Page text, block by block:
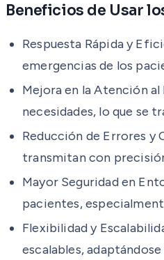
Beneficios de Usar
Respuesta Rápida y
emergencias de los
Mejora en la Atención
necesidades, lo que se
Reducción de Errores y
transmitan con
Mayor Seguridad en
pacientes,
Flexibilidad y
escalables,